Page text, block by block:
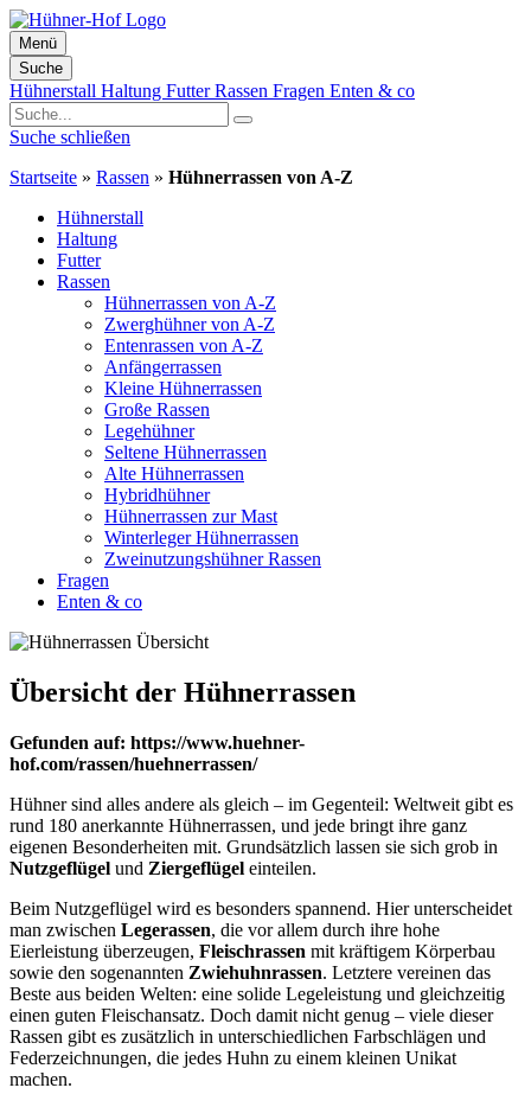
Menü
Suche
Zum
Inhalt
springen
Hühnerstall Haltung FutterRassen Fragen Enten & co
Suche schließen
Startseite » Rassen » Hühnerrassen von A-Z
Hühnerstall
Haltung
Futter
Rassen
Hühnerrassen von A-Z
Zwerghühner von A-Z
Entenrassen von A-Z
Anfängerrassen
Kleine Hühnerrassen
Große Rassen
Legehühner
Seltene Hühnerrassen
Alte Hühnerrassen
Hybridhühner
Hühnerrassen zur Mast
Winterleger Hühnerrassen
Zweinutzungshühner Rassen
Fragen
Enten & co
Übersicht der Hühnerrassen
Gefunden auf: https://www.huehner-
hof.com/rassen/huehnerrassen/
Hühner sind alles andere als gleich – im Gegenteil: Weltweit gibt es
rund 180 anerkannte Hühnerrassen, und jede bringt ihre ganz
eigenen Besonderheiten mit. Grundsätzlich lassen sie sich grob in
Nutzgeflügel und Ziergeflügel einteilen.
Beim Nutzgeflügel wird es besonders spannend. Hier unterscheidet
man zwischen Legerassen, die vor allem durch ihre hohe
Eierleistung überzeugen, Fleischrassen mit kräftigem Körperbau
sowie den sogenannten Zwiehuhnrassen. Letztere vereinen das
Beste aus beiden Welten: eine solide Legeleistung und gleichzeitig
einen guten Fleischansatz. Doch damit nicht genug – viele dieser
Rassen gibt es zusätzlich in unterschiedlichen Farbschlägen und
Federzeichnungen, die jedes Huhn zu einem kleinen Unikat
machen.